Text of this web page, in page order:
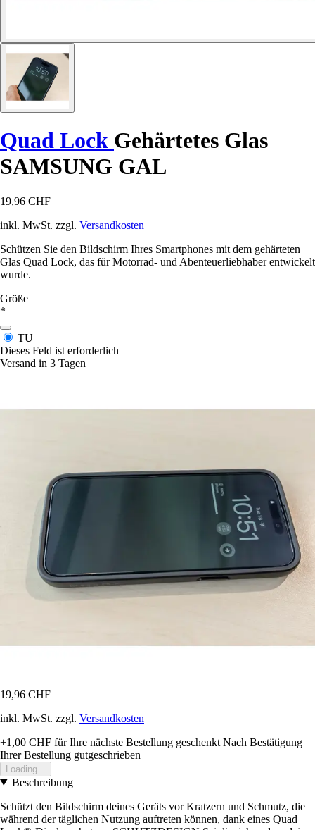
Quad Lock Gehärtetes Glas
SAMSUNG GAL
19,96 CHF
inkl. MwSt. zzgl. Versandkosten
Schützen Sie den Bildschirm Ihres Smartphones mit dem gehärteten
Glas Quad Lock, das für Motorrad- und Abenteuerliebhaber entwickelt
wurde.
Größe
*
TU
Dieses Feld ist erforderlich
Versand in 3 Tagen
19,96 CHF
inkl. MwSt. zzgl. Versandkosten
+1,00 CHF für Ihre nächste Bestellung geschenkt Nach Bestätigung
Ihrer Bestellung gutgeschrieben
Loading...
Beschreibung
Schützt den Bildschirm deines Geräts vor Kratzern und Schmutz, die
während der täglichen Nutzung auftreten können, dank eines Quad